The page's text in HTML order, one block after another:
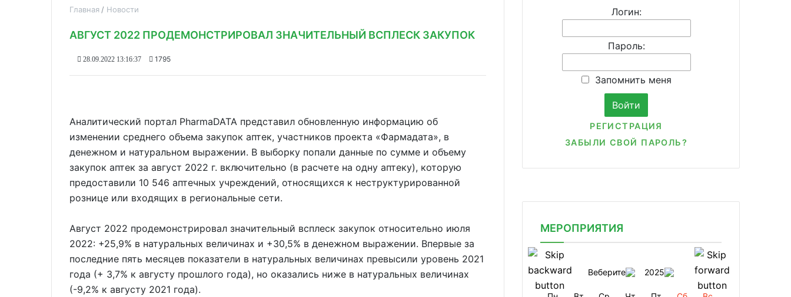
Главная Новости
АВГУСТ 2022 ПРОДЕМОНСТРИРОВАЛ ЗНАЧИТЕЛЬНЫЙ ВСПЛЕСК ЗАКУПОК
28.09.2022 13:16:37 1795
Аналитический портал PharmaDATA представил обновленную информацию об
изменении среднего объема закупок аптек, участников проекта «Фармадата», в
денежном и натуральном выражении. В выборку попали данные по сумме и объему
закупок аптек за август 2022 г. включительно (в расчете на одну аптеку), которую
предоставили 10 546 аптечных учреждений, относящихся к неструктурированной
рознице или входящих в региональные сети.
Август 2022 продемонстрировал значительный всплеск закупок относительно июля
2022: +25,9% в натуральных величинах и +30,5% в денежном выражении. Впервые за
последние пять месяцев показатели в натуральных величинах превысили уровень 2021
года (+ 3,7% к августу прошлого года), но оказались ниже в натуральных величинах
(-9,2% к августу 2021 года).
Логин:
Пароль:
Запомнить меня
РЕГИСТРАЦИЯ
ЗАБЫЛИ СВОЙ ПАРОЛЬ?
МЕРОПРИЯТИЯ
Веберите 2025